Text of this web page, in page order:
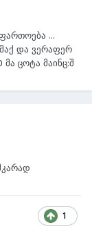
...
და ვერაფერ
ცოტა მაინც:შ
1